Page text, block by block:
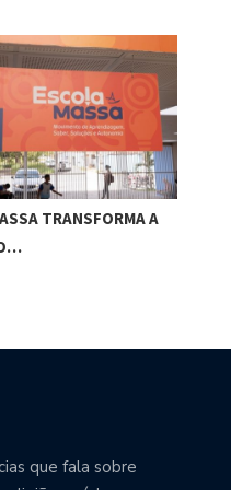
TRANSFORMA A
que fala sobre